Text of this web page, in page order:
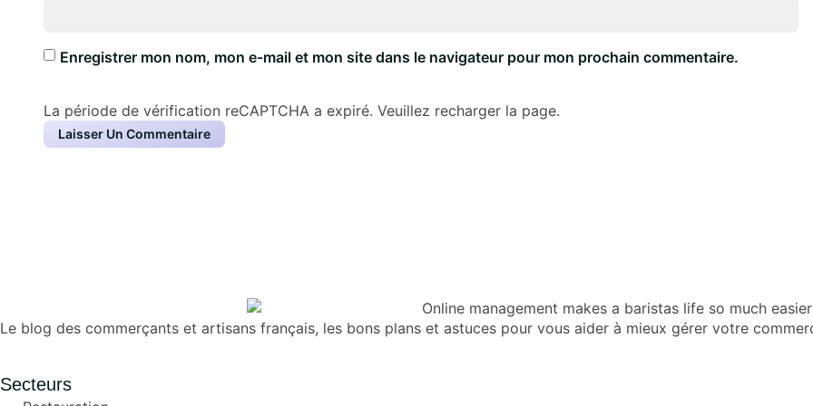
Enregistrer mon nom, mon e-mail et mon site dans le navigateur pour mon prochain commentaire.
La période de vérification reCAPTCHA a expiré. Veuillez recharger la page.
Le blog des commerçants et artisans français, les bons plans et astuces pour vous aider à mieux gérer votre
Secteurs